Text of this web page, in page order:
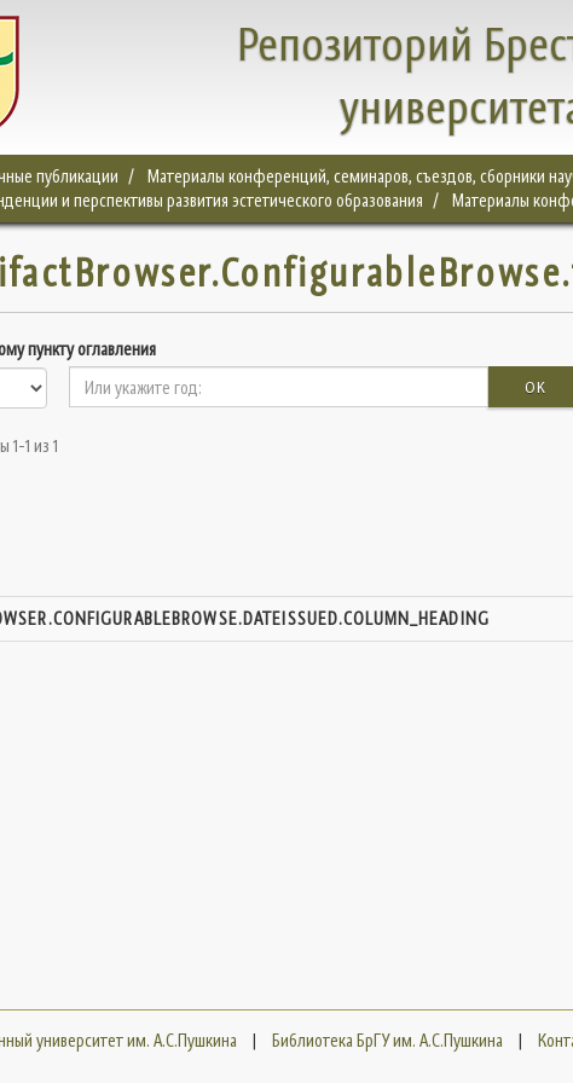
Репозиторий
публикации
Материалы конференций, семинаров, съездов, сборники
и перспективы развития эстетического образования
Материалы
пункту оглавления
OK
1 из 1
университет им. А.С.Пушкина | Библиотека БрГУ им. А.С.Пушкина |